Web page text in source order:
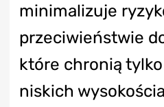
minimalizuje
przeciwieństwie
które chronią
niskich